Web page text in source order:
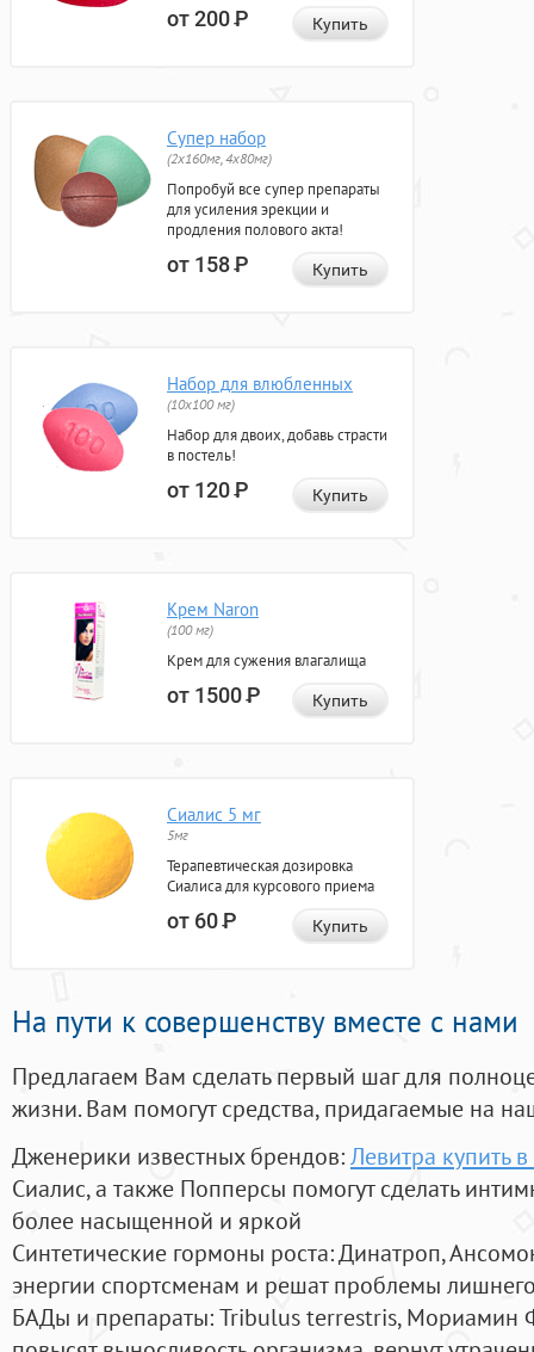
от 200Р Купить
Супер набор
(2х160мг, 4х80мг)
Попробуй все супер препараты
для усиления эрекции и
продления полового акта!
от 158Р Купить
Набор для влюбленных
(10х100 мг)
Набор для двоих, добавь страсти
в постель!
от 120Р Купить
Крем Naron
(100 мг)
Крем для сужения влагалища
от 1500Р Купить
Сиалис 5 мг
5мг
Терапевтическая дозировка
Сиалиса для курсового приема
от 60Р Купить
На пути к совершенству вместе с нами
Предлагаем Вам сделать первый шаг для
жизни. Вам помогут средства, придагаемые на
Дженерики известных брендов:Левитра купить
Сиалис, а также Попперсы помогут сделать
более насыщенной и яркой
Синтетические гормоны роста: Динатроп,
энергии спортсменам и решат проблемы
БАДы и препараты:Tribulus terrestris, Мориамин